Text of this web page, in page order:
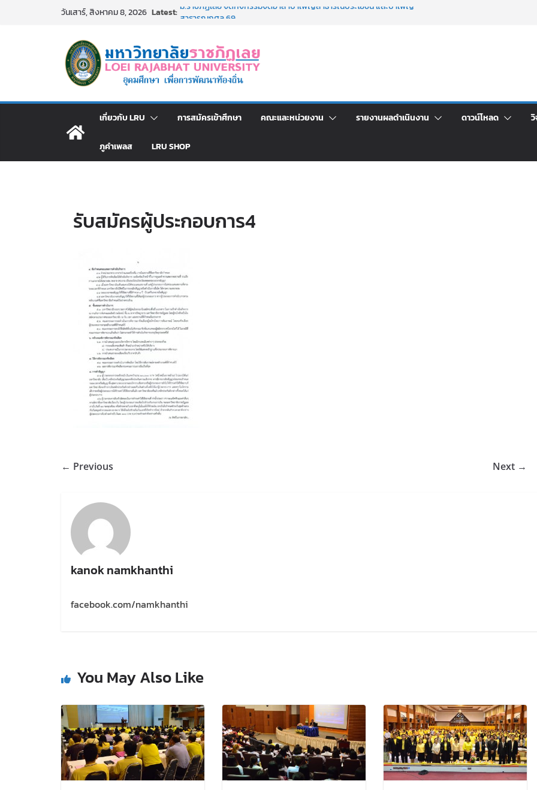
วันเสาร์, สิงหาคม 8, 2026 Latest:ม.ราชภัฏเลย จัดกิจกรรมจิตอาสาบำเพ็ญสาธารณประโยชน์ และบำเพ็ญ
มหาวิทยาลัยราชภัฏเลย ด้วยเงินนอกงบประมาณ ประเภทเงินรายได้
ม.ราชภัฏเลย จัดมหกรรมวิชาการ เปิดบ้าน LRU ครั้งที่ 4 เปิดให้นักเรียน
มัธยมปลายค้นหาสาขาวิชาในฝัน สู่อนาคตที่ใช่
อธิการบดี มรภ.เลย ร่วมประชุมชี้แจงกับคณะอนุกรรมาธิการ ประจำ
ประกาศผู้ชนะการเสนอราคา จ้างทำปกปริญญาบัตร จำนวน ๑,๙๗๒ ชุด
โดยวิธีเฉพาะเจาะจง
เกี่ยวกับ LRU การสมัครเข้าศึกษา คณะและหน่วยงาน รายงานผลดำเนินงาน ดาวน์โหลด
ภูคำเพลส LRU SHOP
รับสมัครผู้ประกอบการ4
← Previous Next →
kanok namkhanthi
facebook.com/namkhanthi
You May Also Like